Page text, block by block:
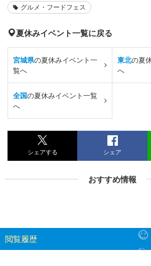
グルメ・フードフェス
夏休みイベント一覧に戻る
宮城県の夏休みイベント一
覧へ
東北の夏
へ
全国の夏休みイベント一覧
へ
シェアする シェア
おすすめ情報
閲覧履歴